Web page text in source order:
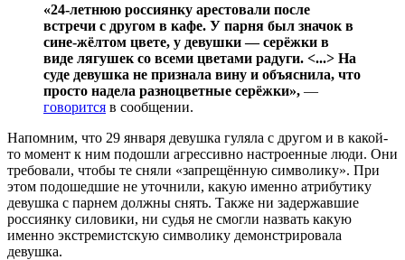
«24-летнюю россиянку арестовали после
встречи с другом в кафе. У парня был значок в
сине-жёлтом цвете, у девушки — серёжки в
виде лягушек со всеми цветами радуги. <...> На
суде девушка не признала вину и объяснила, что
просто надела разноцветные серёжки», —
говорится в сообщении.
Напомним, что 29 января девушка гуляла с другом и в какой-
то момент к ним подошли агрессивно настроенные люди. Они
требовали, чтобы те сняли «запрещённую символику». При
этом подошедшие не уточнили, какую именно атрибутику
девушка с парнем должны снять. Также ни задержавшие
россиянку силовики, ни судья не смогли назвать какую
именно экстремистскую символику демонстрировала
девушка.